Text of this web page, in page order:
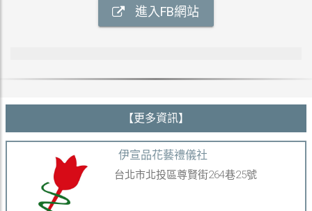
進入FB網站
【更多資訊】
伊宣品花藝禮儀社
台北市北投區尊賢街264巷25號